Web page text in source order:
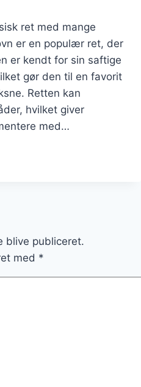
ret med mange
er en populær ret, der
er kendt for sin saftige
gør den til en favorit
Retten kan
hvilket giver
med…
blive publiceret.
med *